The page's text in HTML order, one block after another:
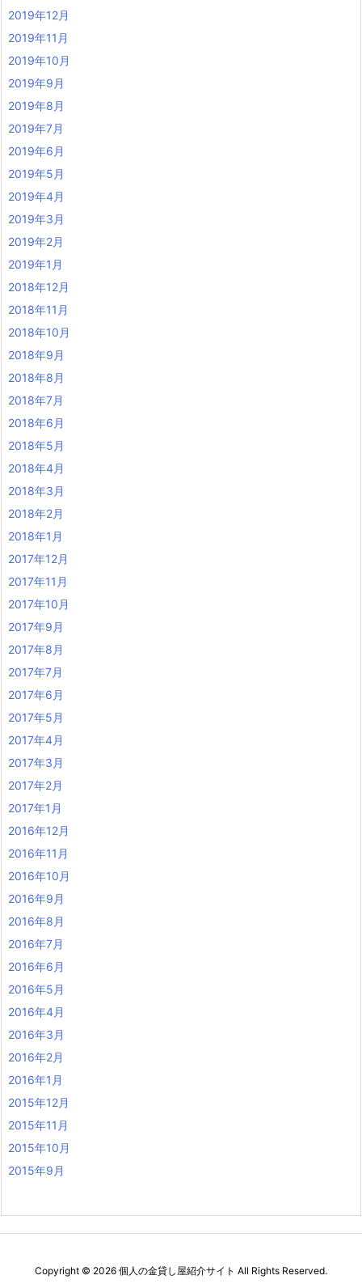
2019年12月
2019年11月
2019年10月
2019年9月
2019年8月
2019年7月
2019年6月
2019年5月
2019年4月
2019年3月
2019年2月
2019年1月
2018年12月
2018年11月
2018年10月
2018年9月
2018年8月
2018年7月
2018年6月
2018年5月
2018年4月
2018年3月
2018年2月
2018年1月
2017年12月
2017年11月
2017年10月
2017年9月
2017年8月
2017年7月
2017年6月
2017年5月
2017年4月
2017年3月
2017年2月
2017年1月
2016年12月
2016年11月
2016年10月
2016年9月
2016年8月
2016年7月
2016年6月
2016年5月
2016年4月
2016年3月
2016年2月
2016年1月
2015年12月
2015年11月
2015年10月
2015年9月
Copyright © 2026 個人の金貸し屋紹介サイト All Rights Reserved.